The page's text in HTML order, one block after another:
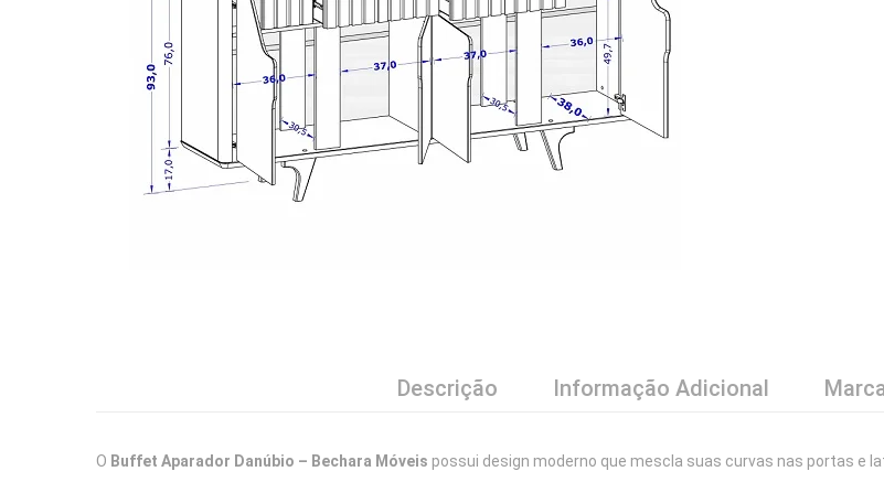
Descrição Informação Adicional
O Buffet Aparador Danúbio – Bechara Móveis possui design moderno que mescla suas curvas nas portas e